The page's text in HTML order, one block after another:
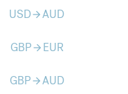
USDarrow_forwardAUD
GBParrow_forward EUR
GBParrow_forwardAUD